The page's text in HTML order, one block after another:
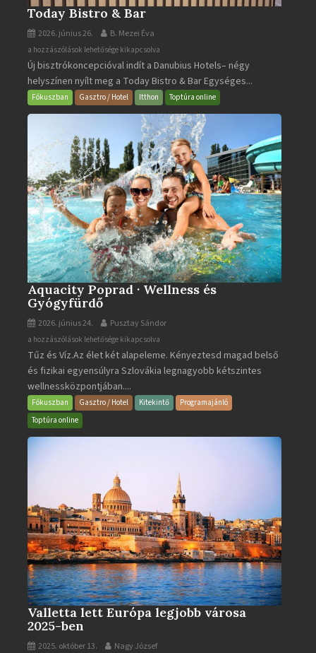
Today Bistro & Bar
2026. június 26. B. Mezei Éva
Today
Bistro
&
Bar
a hozzászólások lehetősége kikapcsolva
Új bisztrókoncepcióval indít a Danubius Hotels– négy
helyszínen nyílt meg a Today Bistro & Bar Egységes...
Fókuszban Gasztro / Hotel Itthon Toptúra online
Aquacity Poprad · Wellness és
Gyógyfürdő
2026. június 24. Pusztay Sándor
Aquacity
Poprad
·
Wellness
és
Gyógyfürdő
a hozzászólások lehetősége kikapcsolva
Tűz és Víz.Az élet két alapeleme. Kényeztesd magad belső
és fizikai egyensúlyra Szlovákia legnagyobb kétszintes
wellnessközpontjában....
Fókuszban Gasztro / Hotel Kitekintő
Programajánló
Toptúra online
Valletta lett Európa legjobb városa
2025-ben
2025. október 13. Nagy József